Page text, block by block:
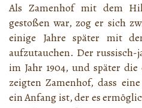
Als Zamenhof mit dem
gestoßen war, zog er sich
einige Jahre später mit
aufzutauchen. Der russisch-
im Jahr 1904, und später
zeigten Zamenhof, dass
ein Anfang ist, der es